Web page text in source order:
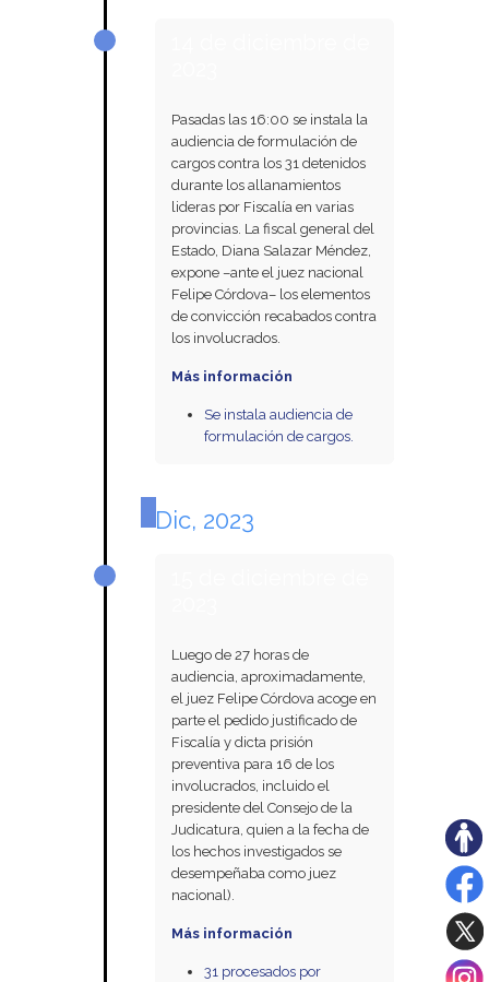
Pasadas las 16:00 se instala la
audiencia de formulación de
cargos contra los 31 detenidos
durante los allanamientos
lideras por Fiscalía en varias
provincias. La fiscal general del
Estado, Diana Salazar Méndez,
expone –ante el juez nacional
Felipe Córdova– los elementos
de convicción recabados contra
los involucrados.
Más información
Se instala audiencia de
formulación de cargos.
Dic, 2023
Luego de 27 horas de
audiencia, aproximadamente,
el juez Felipe Córdova acoge en
parte el pedido justificado de
Fiscalía y dicta prisión
preventiva para 16 de los
involucrados, incluido el
presidente del Consejo de la
Judicatura, quien a la fecha de
los hechos investigados se
desempeñaba como juez
nacional).
Más información
31 procesados por